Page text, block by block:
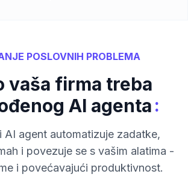
POSLOVNIH PROBLEMA
vaša firma treba
AI agenta:
AI agent automatizuje zadatke,
i povezuje se s vašim alatima -
i povećavajući produktivnost.